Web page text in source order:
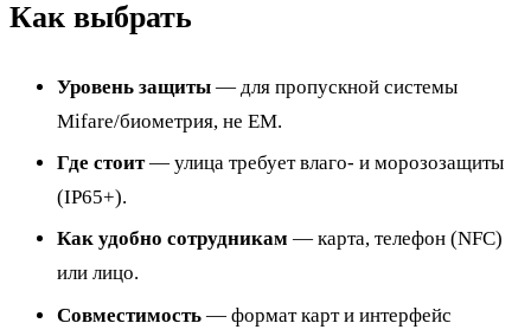
Как выбрать
Уровень защиты — для пропускной системы
Mifare/биометрия, не EM.
Где стоит— улица требует влаго- и морозозащиты
(IP65+).
Как удобно сотрудникам — карта, телефон (NFC)
или лицо.
Совместимость — формат карт и интерфейс